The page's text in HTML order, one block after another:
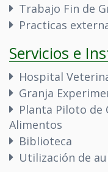
Trabajo Fin de
Practicas
Servicios e
Hospital
Granja
Planta Piloto de
Alimentos
Biblioteca
Utilización de